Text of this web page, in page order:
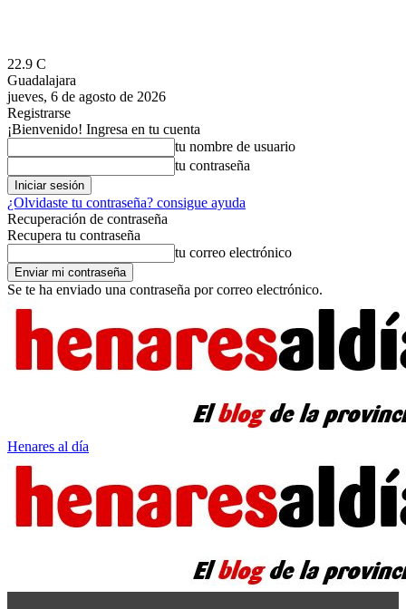
22.9 C
Guadalajara
jueves, 6 de agosto de 2026
Registrarse
¡Bienvenido! Ingresa en tu cuenta
tu nombre de usuario
tu contraseña
¿Olvidaste tu contraseña? consigue ayuda
Recuperación de contraseña
Recupera tu contraseña
tu correo electrónico
Se te ha enviado una contraseña por correo electrónico.
Henares al día